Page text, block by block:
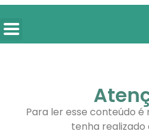
Para ler esse conteúdo é
tenha realizado